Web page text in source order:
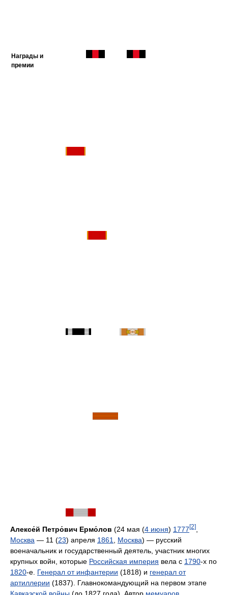
Награды и
премии
Алексе́й Петро́вич Ермо́лов (24 мая (4 июня) 1777[2]
Москва — 11 (23) апреля 1861 Москва) — русский
военачальник и государственный деятель, участник многих
крупных войн, которые Российская империя вела с 1790-х по
1820-е. Генерал от инфантерии (1818) и генерал от
артиллерии (1837). Главнокомандующий на первом этапе
Кавказской войны (до 1827 года). Автор мемуаров